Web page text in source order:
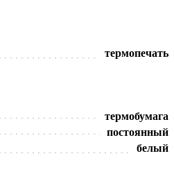
термопечать
термобумага
постоянный
белый